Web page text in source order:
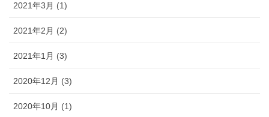
2021年3月 (1)
2021年2月 (2)
2021年1月 (3)
2020年12月 (3)
2020年10月 (1)